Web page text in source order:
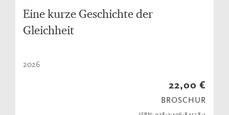
Eine kurze Geschichte der
Gleichheit
2026
22,00 €
BROSCHUR